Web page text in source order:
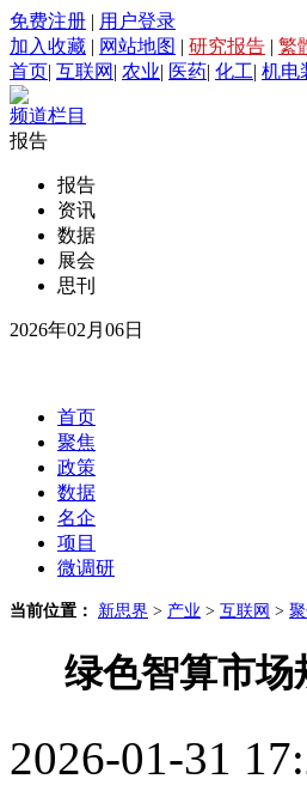
免费注册 | 用户登录
加入收藏 | 网站地图 | 研究报告 | 繁
首页| 互联网 | 农业| 医药| 化工| 机电
频道栏目
报告
报告
资讯
数据
展会
思刊
2026年02月06日
首页
聚焦
政策
数据
名企
项目
微调研
当前位置： 新思界 > 产业 > 互联网 >
绿色智算市场
2026-01-31